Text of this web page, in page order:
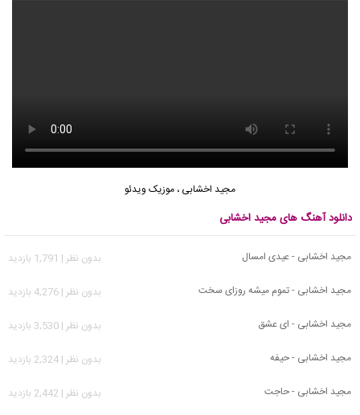
مجید اخشابی ، موزیک ویدئو
دانلود آهنگ های مجید اخشابی
مجید اخشابی - عیدی امسال
بدون نظر | 1,791 بازدید
مجید اخشابی - تموم میشه روزای سخت
بدون نظر | 4,276 بازدید
مجید اخشابی - ای عشق
بدون نظر | 3,530 بازدید
مجید اخشابی - حیفه
بدون نظر | 2,324 بازدید
مجید اخشابی - حاجت
بدون نظر | 2,442 بازدید